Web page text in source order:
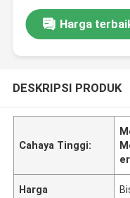
Harga
DESKRIPSI PRODUK
Cahaya Tinggi:
Harga